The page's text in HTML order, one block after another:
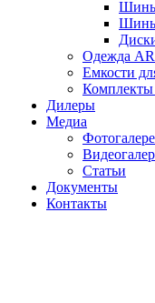
Одежда
Емкости
Комплекты
Дилеры
Медиа
Статьи
Документы
Контакты